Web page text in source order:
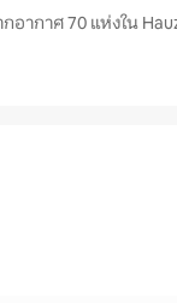
อากาศ 70 แห่งใน